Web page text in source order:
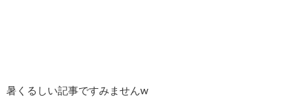
暑くるしい記事ですみませんw